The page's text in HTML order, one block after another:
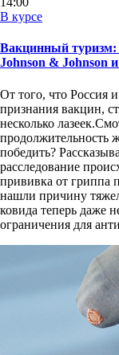
В курсе
Вакцинный туризм:
Johnson & Johnson
От того, что Россия
признания вакцин,
несколько
продолжительность
победить?
расследование
прививка от гриппа
нашли причину
ковида теперь даже
ограничения для